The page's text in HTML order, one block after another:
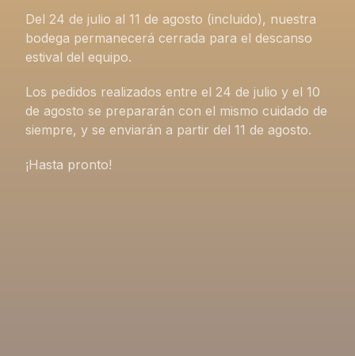
Del 24 de julio al 11 de agosto (incluido), nuestra
bodega permanecerá cerrada para el descanso
estival del equipo.
Los pedidos realizados entre el 24 de julio y el 10
de agosto se prepararán con el mismo cuidado de
siempre, y se enviarán a partir del 11 de agosto.
¡Hasta pronto!